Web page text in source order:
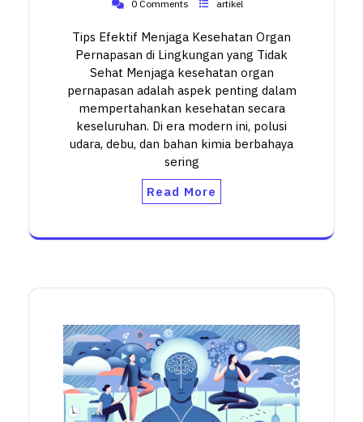
0 Comments artikel
Tips Efektif Menjaga Kesehatan Organ
Pernapasan di Lingkungan yang Tidak
Sehat Menjaga kesehatan organ
pernapasan adalah aspek penting dalam
mempertahankan kesehatan secara
keseluruhan. Di era modern ini, polusi
udara, debu, dan bahan kimia berbahaya
sering
Read More